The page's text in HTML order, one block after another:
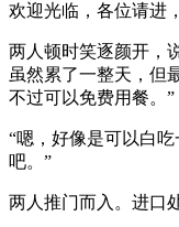
欢迎光临，各位请进
两人顿时笑逐颜开，
虽然累了一整天，但
不过可以免费用餐。”
“嗯，好像是可以白
吧。”
两人推门而入。进口